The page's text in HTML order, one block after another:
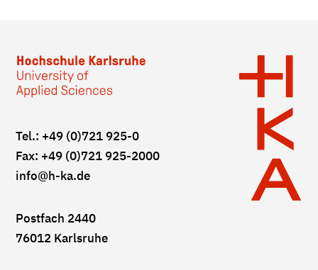
Tel.: +49 (0)721 925-0
Fax: +49 (0)721 925-2000
info@h-ka.de
Postfach 2440
76012 Karlsruhe